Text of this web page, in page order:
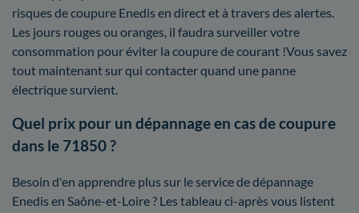
risques de coupure Enedis en direct et à travers des alertes.
Les jours rouges ou oranges, il faudra surveiller votre
consommation pour éviter la coupure de courant !Vous savez
tout maintenant sur qui contacter quand une panne
électrique survient.
Quel prix pour un dépannage en cas de coupure
dans le 71850 ?
Besoin d'en apprendre plus sur le service de dépannage
Enedis en Saône-et-Loire ? Les tableau ci-après vous listent